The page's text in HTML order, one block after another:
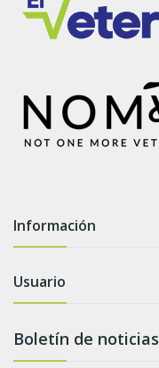
Información
Usuario
Boletín de noticias